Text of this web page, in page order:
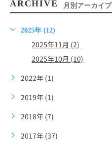
ARCHIVE 月別アーカイブ
2025年 (12)
2025年11月 (2)
2025年10月 (10)
2022年 (1)
2019年 (1)
2018年 (7)
2017年 (37)